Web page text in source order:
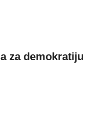
za demokratiju